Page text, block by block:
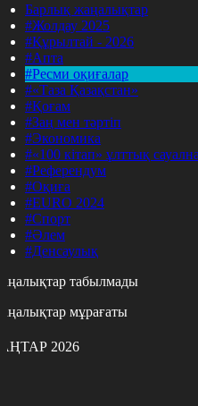
Барлық жаңалықтар
#Жолдау 2025
#Құрылтай - 2026
#Апта
#Ресми оқиғалар
#«Таза Қазақстан»
#Қоғам
#Заң мен тәртіп
#Экономика
#«100 кітап» ұлттық
#Референдум
#Оқиға
#EURO 2024
#Спорт
#Әлем
#Денсаулық
табылмады
мұрағаты
2026